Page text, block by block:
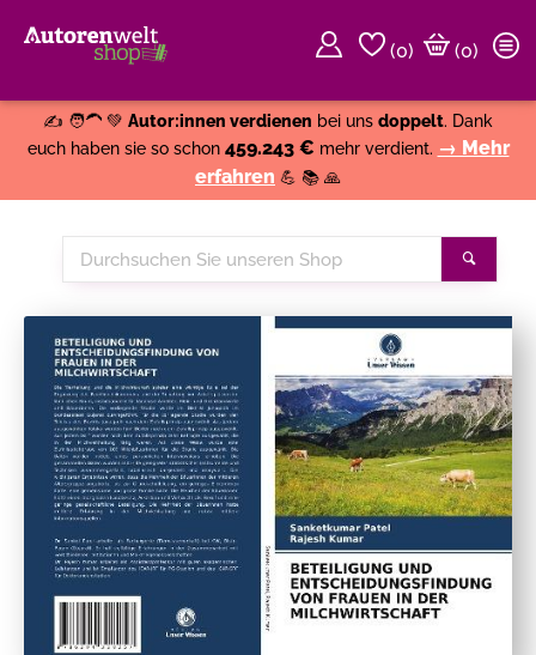
(0)
(0)
✍️ 🧑‍🦱 💚 Autor:innen verdienen bei uns doppelt. Dank
euch haben sie so schon 459.243 € mehr verdient. → Mehr
erfahren 💪 📚 🙏
Durchsuchen
Sie
Shop